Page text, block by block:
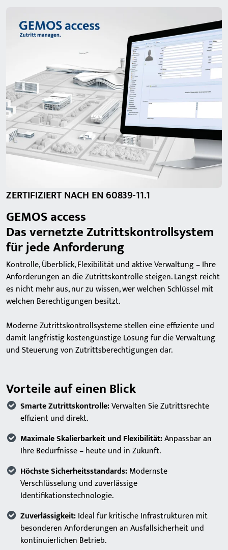
ZERTIFIZIERT NACH EN 60839-11.1
GEMOS access
Das vernetzte Zutrittskontrollsystem
für jede Anforderung
Kontrolle, Überblick, Flexibilität und aktive Verwaltung – Ihre
Anforderungen an die Zutrittskontrolle steigen. Längst reicht
es nicht mehr aus, nur zu wissen, wer welchen Schlüssel mit
welchen Berechtigungen besitzt.
Moderne Zutrittskontrollsysteme stellen eine effiziente und
damit langfristig kostengünstige Lösung für die Verwaltung
und Steuerung von Zutrittsberechtigungen dar.
Vorteile auf einen Blick
Smarte Zutrittskontrolle:Verwalten Sie Zutrittsrechte
effizient und direkt.
Maximale Skalierbarkeit und Flexibilität:Anpassbar an
Ihre Bedürfnisse – heute und in Zukunft.
Höchste Sicherheitsstandards:Modernste
Verschlüsselung und zuverlässige
Identifikationstechnologie.
Zuverlässigkeit:Ideal für kritische Infrastrukturen mit
besonderen Anforderungen an Ausfallsicherheit und
kontinuierlichen Betrieb.